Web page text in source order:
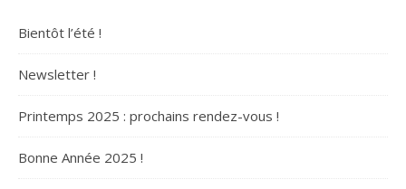
Bientôt l’été !
Newsletter !
Printemps 2025 : prochains rendez-vous !
Bonne Année 2025 !